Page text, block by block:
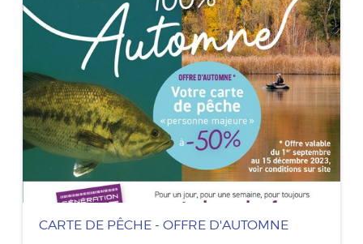
CARTE DE PÊCHE - OFFRE D'AUTOMNE